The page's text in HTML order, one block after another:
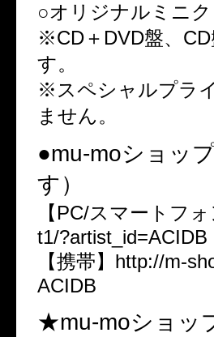
○オリジナルミニ
※CD＋DVD盤、
す。
※スペシャルプラ
ません。
●mu-moショッ
す）
【PC/スマートフ
t1/?artist_id=ACIDB
【携帯】http://m-
ACIDB
★mu-moショッ